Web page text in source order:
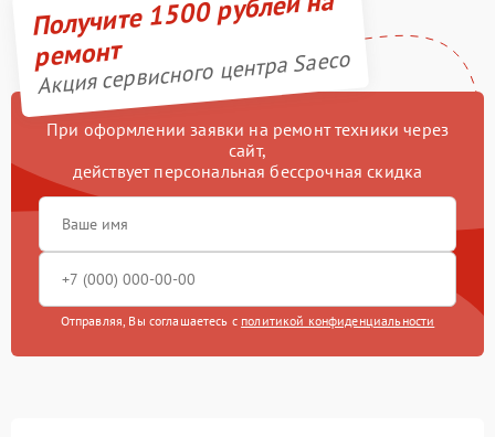
Получите 1500 рублей на
ремонт
Акция сервисного центра Saeco
При оформлении заявки на ремонт техники через
сайт,
действует персональная бессрочная скидка
Отправляя, Вы соглашаетесь с политикой конфиденциальности